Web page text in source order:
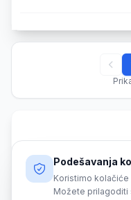
Morate biti prijavljeni
Podešavanja
Koristimo
Možete prilagoditi